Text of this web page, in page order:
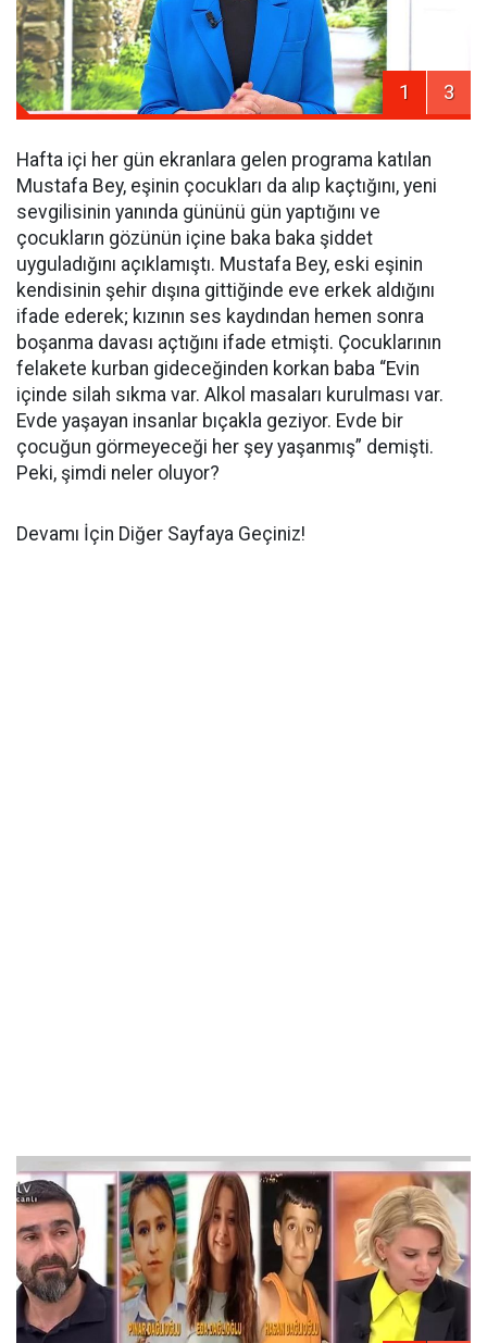
1 3
Hafta içi her gün ekranlara gelen programa katılan
Mustafa Bey, eşinin çocukları da alıp kaçtığını, yeni
sevgilisinin yanında gününü gün yaptığını ve
çocukların gözünün içine baka baka şiddet
uyguladığını açıklamıştı. Mustafa Bey, eski eşinin
kendisinin şehir dışına gittiğinde eve erkek aldığını
ifade ederek; kızının ses kaydından hemen sonra
boşanma davası açtığını ifade etmişti. Çocuklarının
felakete kurban gideceğinden korkan baba “Evin
içinde silah sıkma var. Alkol masaları kurulması var.
Evde yaşayan insanlar bıçakla geziyor. Evde bir
çocuğun görmeyeceği her şey yaşanmış” demişti.
Peki, şimdi neler oluyor?
Devamı İçin Diğer Sayfaya Geçiniz!